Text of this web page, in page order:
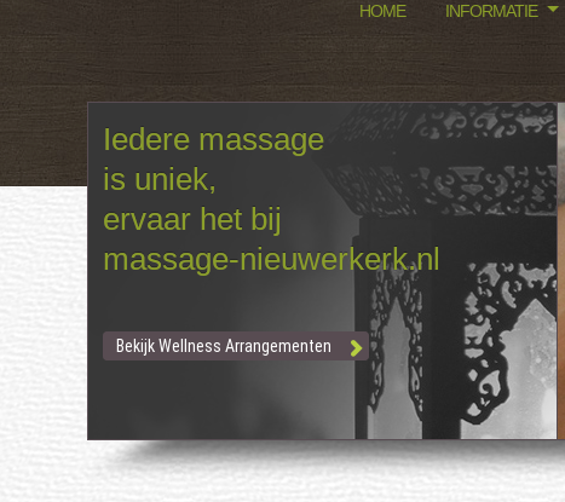
HOME INFORMATIE
Iedere massage
is uniek,
ervaar het bij
massage-nieuwerkerk.nl
Bekijk Wellness Arrangementen